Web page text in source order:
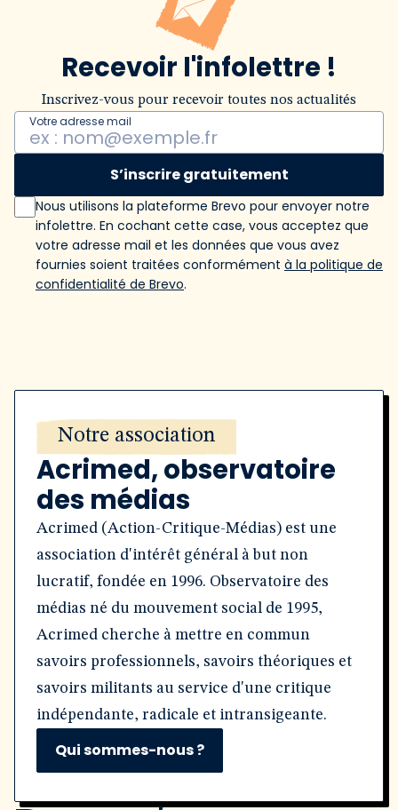
Recevoir l'infolettre !
Inscrivez-vous pour recevoir toutes nos actualités
Votre adresse mail
S’inscrire gratuitement
Nous utilisons la plateforme Brevo pour envoyer notre
infolettre. En cochant cette case, vous acceptez que
votre adresse mail et les données que vous avez
fournies soient traitées conformément à la politique de
confidentialité de Brevo.
Notre association
Acrimed, observatoire
des médias
Acrimed (Action-Critique-Médias) est une
association d'intérêt général à but non
lucratif, fondée en 1996. Observatoire des
médias né du mouvement social de 1995,
Acrimed cherche à mettre en commun
savoirs professionnels, savoirs théoriques et
savoirs militants au service d'une critique
indépendante, radicale et intransigeante.
Qui sommes-nous ?